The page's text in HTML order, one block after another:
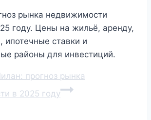
рынка недвижимости
году. Цены на жильё, аренду,
ипотечные ставки и
районы для инвестиций.
прогноз рынка
в 2025 году